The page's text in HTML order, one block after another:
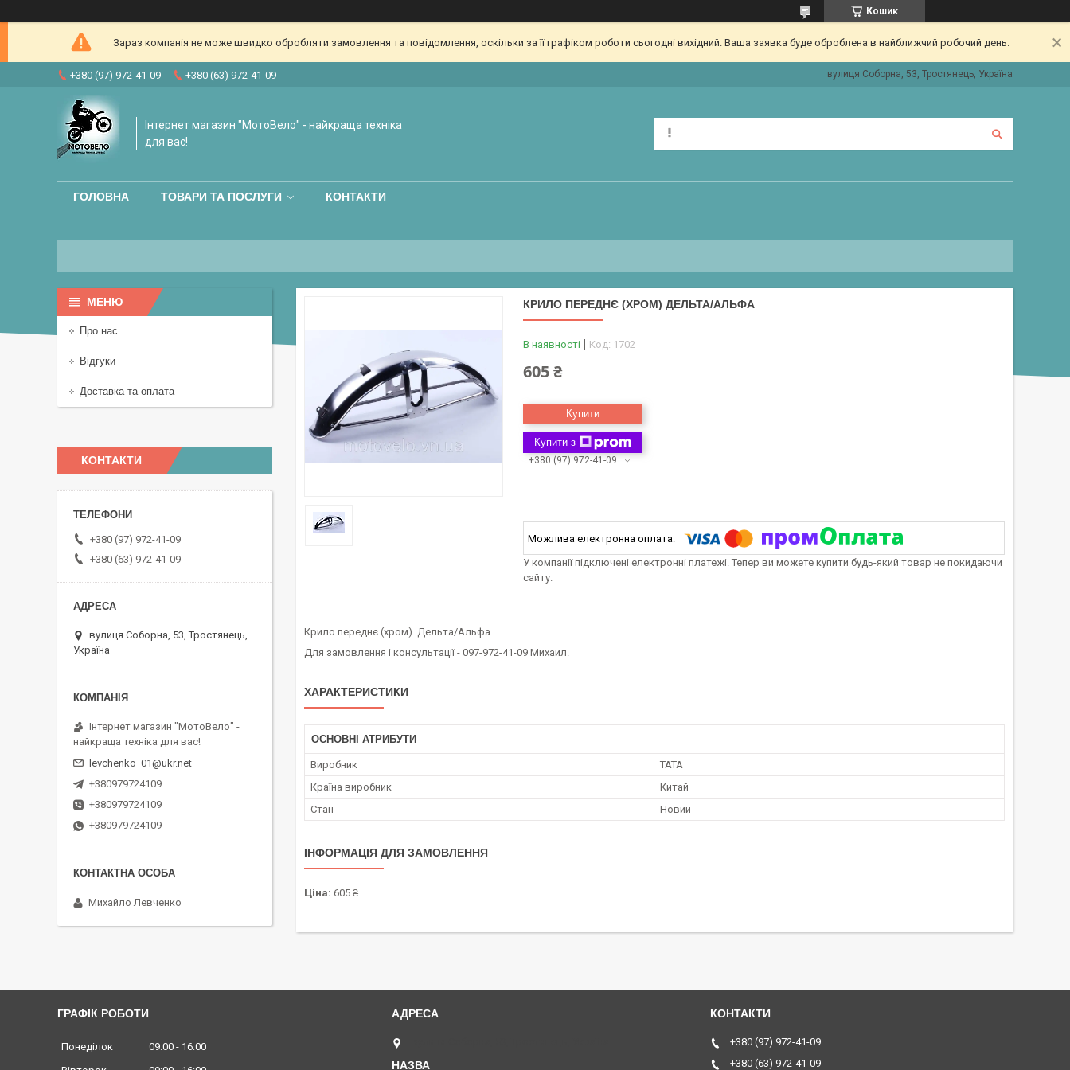
Кошик
Зараз компанія не може швидко обробляти замовлення та повідомлення, оскільки за її графіком роботи сьогодні вихідний. Ваша заявка буде оброблена в найближчий робочий день.
+380 (97) 972-41-09 +380 (63) 972-41-09 вулиця Соборна, 53, Тростянець, Україна
Інтернет магазин "МотоВело" - найкраща техніка
для вас!
ГОЛОВНА ТОВАРИ ТА ПОСЛУГИ КОНТАКТИ
КРИЛО ПЕРЕДНЄ (ХРОМ) ДЕЛЬТА/АЛЬФА
В наявності Код: 1702
605 ₴
Купити
Купити з
+380 (97) 972-41-09
У компанії підключені електронні платежі. Тепер ви можете купити будь-який товар не покидаючи
сайту.
Крило переднє (хром) Дельта/Альфа
Для замовлення і консультації - 097-972-41-09 Михаил.
ХАРАКТЕРИСТИКИ
ОСНОВНІ АТРИБУТИ
Виробник
TATA
Країна виробник
Китай
Стан
Новий
ІНФОРМАЦІЯ ДЛЯ ЗАМОВЛЕННЯ
Ціна: 605 ₴
Про нас
Відгуки
Доставка та оплата
КОНТАКТИ
+380 (97) 972-41-09
+380 (63) 972-41-09
вулиця Соборна, 53, Тростянець,
Україна
Інтернет магазин "МотоВело" -
найкраща техніка для вас!
levchenko_01@ukr.net
+380979724109
+380979724109
+380979724109
Михайло Левченко
ГРАФІК РОБОТИ
Понеділок 09:00
16:00
+380 (97) 972-41-09
+380 (63) 972-41-09